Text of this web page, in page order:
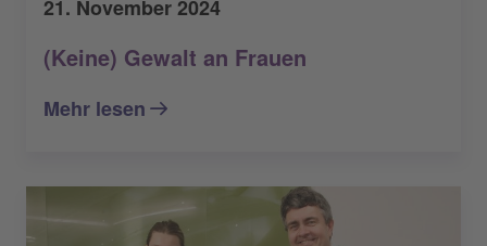
21. November 2024
(Keine) Gewalt an Frauen
Mehr lesen